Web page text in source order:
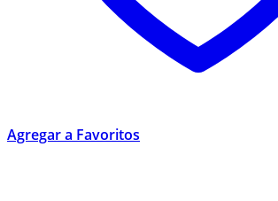
Agregar a Favoritos